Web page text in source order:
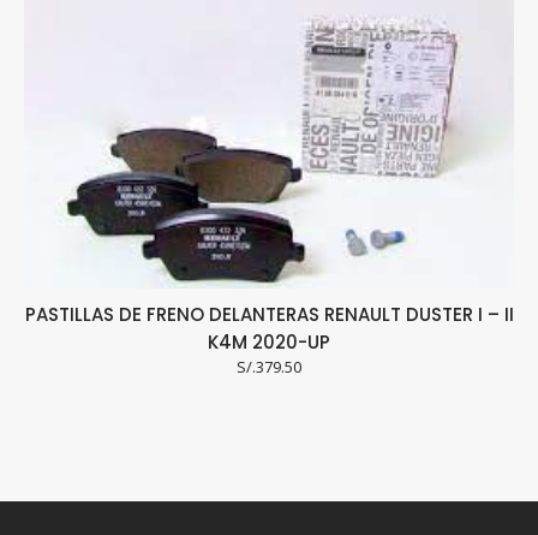
PASTILLAS DE FRENO DELANTERAS RENAULT DUSTER I – II
K4M 2020-UP
S/.379.50